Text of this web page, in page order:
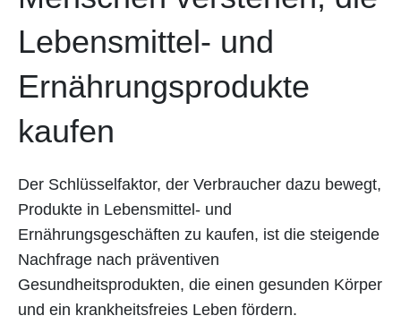
Lebensmittel- und
Ernährungsprodukte
kaufen
Der Schlüsselfaktor, der Verbraucher dazu bewegt,
Produkte in Lebensmittel- und
Ernährungsgeschäften zu kaufen, ist die steigende
Nachfrage nach präventiven
Gesundheitsprodukten, die einen gesunden Körper
und ein krankheitsfreies Leben fördern.